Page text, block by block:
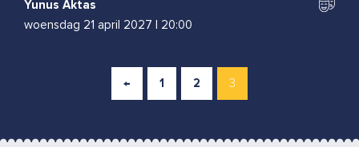
Yunus Aktas
woensdag 21 april 2027
20:00
← 1 2 3